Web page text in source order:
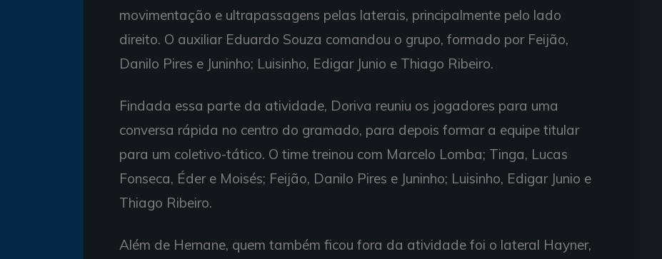
movimentação e ultrapassagens pelas laterais, principalmente pelo lado
direito. O auxiliar Eduardo Souza comandou o grupo, formado por Feijão,
Danilo Pires e Juninho; Luisinho, Edigar Junio e Thiago Ribeiro.
Findada essa parte da atividade, Doriva reuniu os jogadores para uma
conversa rápida no centro do gramado, para depois formar a equipe titular
para um coletivo-tático. O time treinou com Marcelo Lomba; Tinga, Lucas
Fonseca, Éder e Moisés; Feijão, Danilo Pires e Juninho; Luisinho, Edigar Junio e
Thiago Ribeiro.
Além de Hernane, quem também ficou fora da atividade foi o lateral Hayner,